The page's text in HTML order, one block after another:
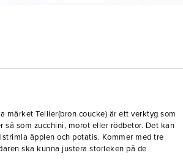
märket Tellier(bron coucke) är ett verktyg som
så som zucchini, morot eller rödbetor. Det kan
äpplen och potatis. Kommer med tre
ska kunna justera storleken på de